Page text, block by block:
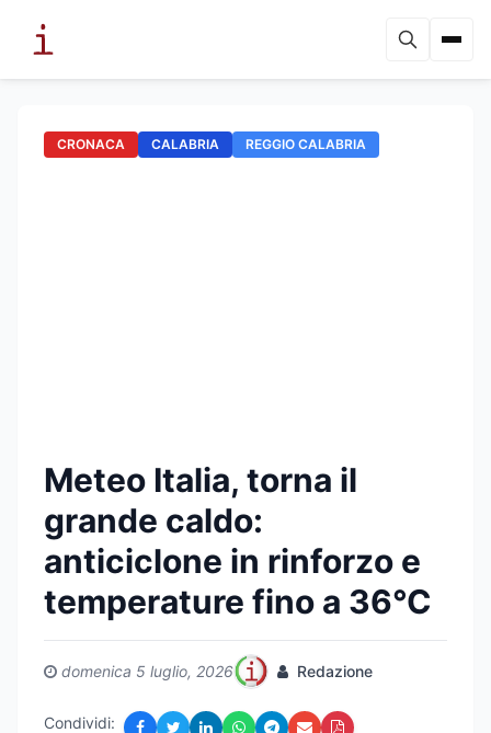
CRONACA CALABRIA REGGIO CALABRIA
Meteo Italia, torna il
grande caldo:
anticiclone in rinforzo e
temperature fino a 36°C
domenica 5 luglio, 2026 Redazione
Condividi: